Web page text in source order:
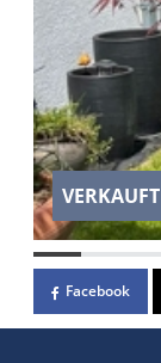
VERKAUFT
Facebook